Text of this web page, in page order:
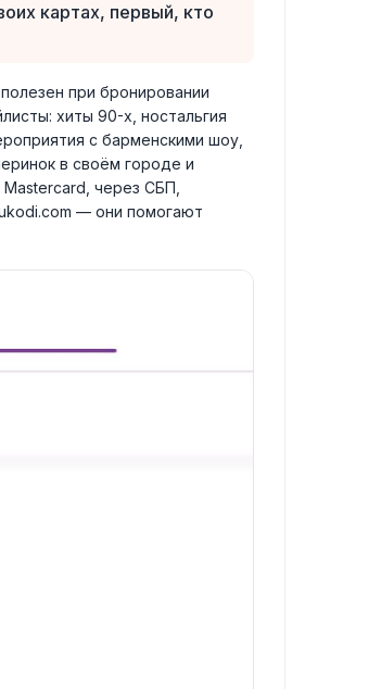
картах, первый, кто
при бронировании
хиты 90-х, ностальгия
с барменскими шоу,
в своём городе и
через СБП,
— они помогают